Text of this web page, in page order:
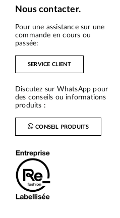
Nous contacter.
Pour une assistance sur une
commande en cours ou
passée:
SERVICE CLIENT
Discutez sur WhatsApp pour
des conseils ou informations
produits :
CONSEIL PRODUITS